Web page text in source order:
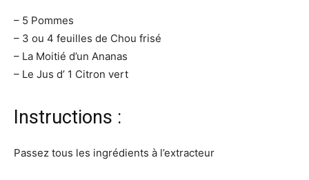
– 5 Pommes
– 3 ou 4 feuilles de Chou frisé
– La Moitié d’un Ananas
– Le Jus d’ 1 Citron vert
Instructions :
Passez tous les ingrédients à l’extracteur